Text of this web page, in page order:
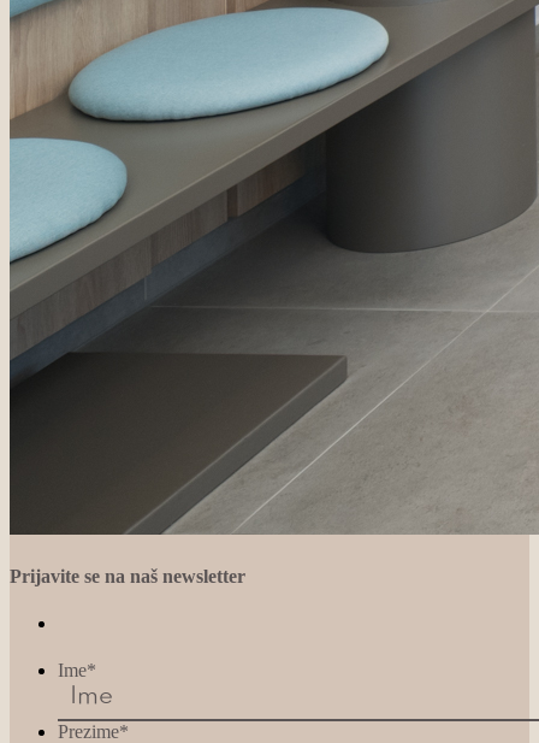
Prijavite se na naš newsletter
Ime*
Prezime*